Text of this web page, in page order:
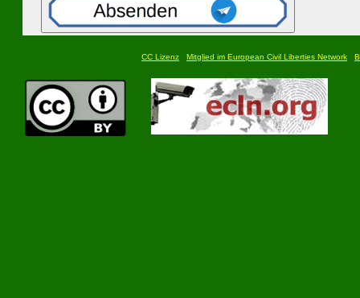
CC Lizenz Mitglied im European Civil Liberties Network